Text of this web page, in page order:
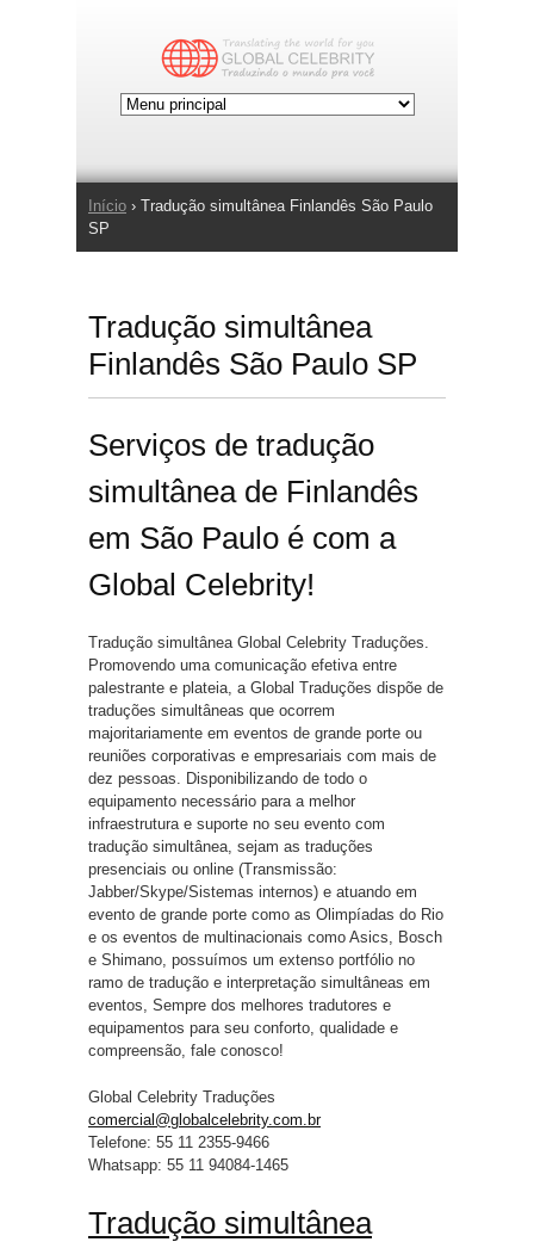
Você está aqui
Início › Tradução simultânea Finlandês São Paulo
SP
Tradução simultânea
Finlandês São Paulo SP
Serviços de tradução
simultânea de Finlandês
em São Paulo é com a
Global Celebrity!
Tradução simultânea Global Celebrity Traduções.
Promovendo uma comunicação efetiva entre
palestrante e plateia, a Global Traduções dispõe de
traduções simultâneas que ocorrem
majoritariamente em eventos de grande porte ou
reuniões corporativas e empresariais com mais de
dez pessoas. Disponibilizando de todo o
equipamento necessário para a melhor
infraestrutura e suporte no seu evento com
tradução simultânea, sejam as traduções
presenciais ou online (Transmissão:
Jabber/Skype/Sistemas internos) e atuando em
evento de grande porte como as Olimpíadas do Rio
e os eventos de multinacionais como Asics, Bosch
e Shimano, possuímos um extenso portfólio no
ramo de tradução e interpretação simultâneas em
eventos, Sempre dos melhores tradutores e
equipamentos para seu conforto, qualidade e
compreensão, fale conosco!
Global Celebrity Traduções
comercial@globalcelebrity.com.br
Telefone: 55 11 2355-9466
Whatsapp: 55 11 94084-1465
Tradução simultânea